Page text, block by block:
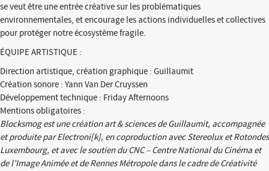
se veut être une entrée créative sur les problématiques
environnementales, et encourage les actions individuelles et collectives
pour protéger notre écosystème fragile.
ÉQUIPE ARTISTIQUE :
Direction artistique, création graphique : Guillaumit
Création sonore : Yann Van Der Cruyssen
Développement technique : Friday Afternoons
Mentions obligatoires :
Blocksmog est une création art & sciences de Guillaumit, accompagnée
et produite par Electroni[k], en coproduction avec Stereolux et Rotondes
Luxembourg, et avec le soutien du CNC – Centre National du Cinéma et
de l’Image Animée et de Rennes Métropole dans le cadre de Créativité